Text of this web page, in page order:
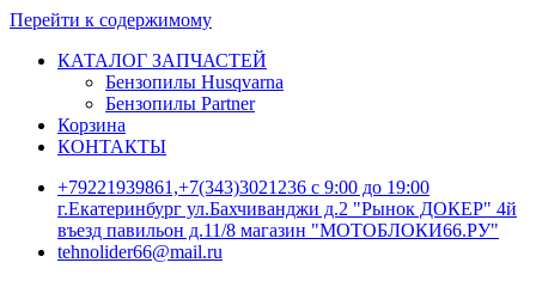
Перейти к содержимому
КАТАЛОГ ЗАПЧАСТЕЙ
Бензопилы Husqvarna
Бензопилы Partner
Корзина
КОНТАКТЫ
+79221939861,+7(343)3021236 с 9:00 до 19:00
г.Екатеринбург ул.Бахчиванджи д.2 "Рынок ДОКЕР" 4й
въезд павильон д.11/8 магазин "МОТОБЛОКИ66.РУ"
tehnolider66@mail.ru